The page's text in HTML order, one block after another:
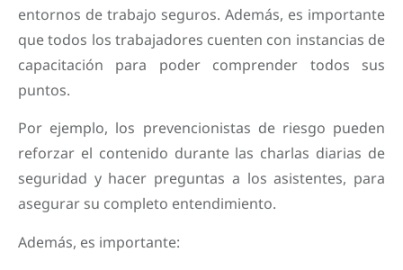
entornos de trabajo seguros. Además, es importante
que todos los trabajadores cuenten con instancias de
capacitación para poder comprender todos sus
puntos.
Por ejemplo, los prevencionistas de riesgo pueden
reforzar el contenido durante las charlas diarias de
seguridad y hacer preguntas a los asistentes, para
asegurar su completo entendimiento.
Además, es importante: